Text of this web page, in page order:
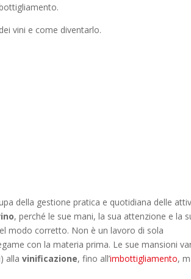
vini e come diventarlo.
della gestione pratica e quotidiana delle
, perché le sue mani, la sua attenzione e la
modo corretto. Non è un lavoro di sola
con la materia prima. Le sue mansioni
allavinificazione, fino all’imbottigliamento,